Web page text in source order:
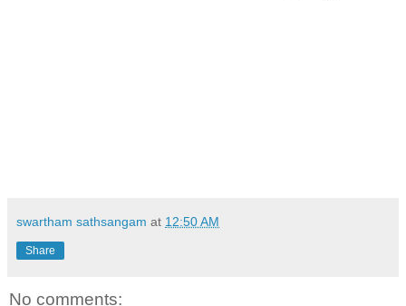
swartham sathsangam at 12:50 AM
Share
No comments: